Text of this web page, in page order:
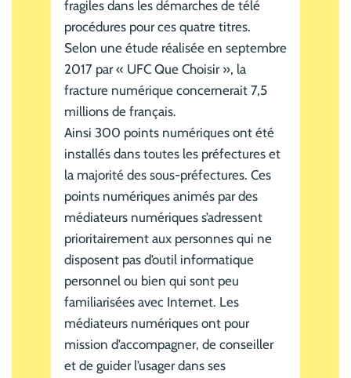
fragiles dans les démarches de télé
procédures pour ces quatre titres.
Selon une étude réalisée en septembre
2017 par « UFC Que Choisir », la
fracture numérique concernerait 7,5
millions de français.
Ainsi 300 points numériques ont été
installés dans toutes les préfectures et
la majorité des sous-préfectures. Ces
points numériques animés par des
médiateurs numériques s’adressent
prioritairement aux personnes qui ne
disposent pas d’outil informatique
personnel ou bien qui sont peu
familiarisées avec Internet. Les
médiateurs numériques ont pour
mission d’accompagner, de conseiller
et de guider l’usager dans ses